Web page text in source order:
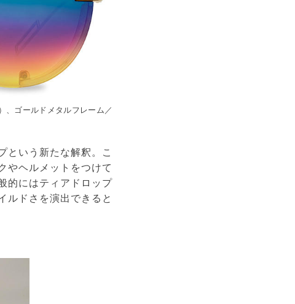
、ゴールドメタルフレーム／
という新たな解釈。こ
やヘルメットをつけて
的にはティアドロップ
ルドさを演出できると